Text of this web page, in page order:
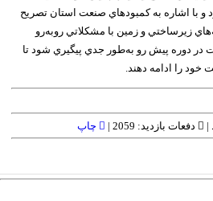
با اشاره به کمبودهاي صنعت استان تصريح
زيرساختي و زمين با مشکلاتي روبه‌رو
در دوره پيش رو به‌طور جدي پيگيري شود تا
خود را ادامه دهند.
دفعات بازدید: 2059 | چاپ